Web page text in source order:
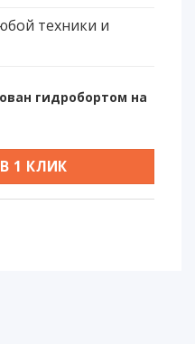
техники и
гидробортом на
1 КЛИК